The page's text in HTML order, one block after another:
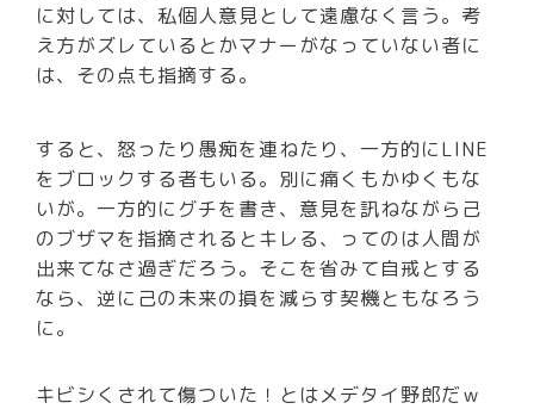
に対しては、私個人意見として遠慮なく言う。考
え方がズレているとかマナーがなっていない者に
は、その点も指摘する。
すると、怒ったり愚痴を連ねたり、一方的にLINE
をブロックする者もいる。別に痛くもかゆくもな
いが。一方的にグチを書き、意見を訊ねながら己
のブザマを指摘されるとキレる、ってのは人間が
出来てなさ過ぎだろう。そこを省みて自戒とする
なら、逆に己の未来の損を減らす契機ともなろう
に。
キビシくされて傷ついた！とはメデタイ野郎だｗ